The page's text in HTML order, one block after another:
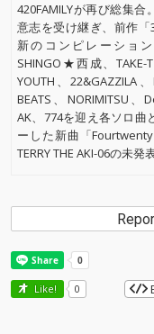
420FAMILYが再び総集合
意志を受け継ぎ、前作
新のコンピレーショ
SHINGO★西成、TAKE-T
YOUTH、22&GAZZILA
BEATS、NORIMITSU、
AK、774を迎え各ソロ曲
ーした新曲「
TERRY THE AKI-06の未発
Like! 0